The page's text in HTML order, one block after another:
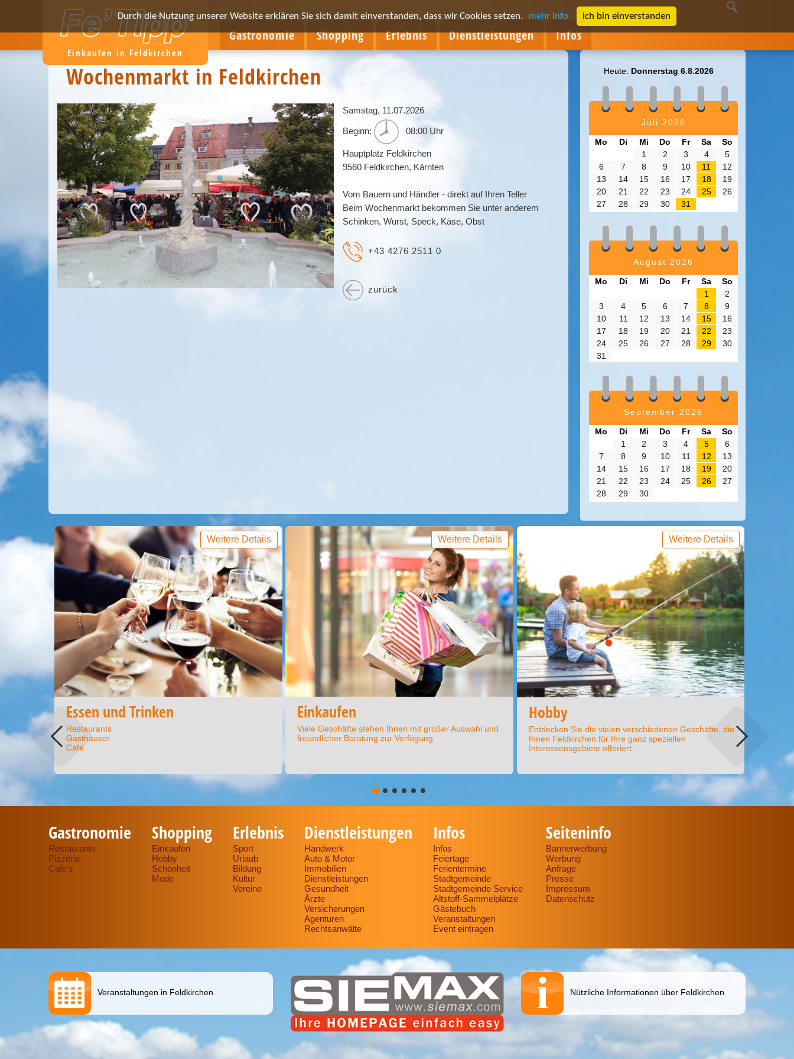
Durch die Nutzung unserer Website erklären Sie sich damit einverstanden, dass wir Cookies setzen. mehr Info ich bin einverstanden
Einkaufen in Feldkirchen
Gastronomie Shopping Erlebnis Dienstleistungen Infos
Wochenmarkt in Feldkirchen
Samstag, 11.07.2026
Beginn: 08:00 Uhr
Hauptplatz Feldkirchen
9560 Feldkirchen, Kärnten
Vom Bauern und Händler - direkt auf Ihren Teller
Beim Wochenmarkt bekommen Sie unter anderem
Schinken, Wurst, Speck, Käse, Obst
+43 4276 2511 0
zurück
Heute: Donnerstag 6.8.2026
Juli 2026
Mo Di Mi Do Fr Sa
So
1
2 3 4
5
6
7 8 9 10 11
12
13
14 15 16 17 18
19
20
21 22 23 24 25
26
27
28 29 30 31
August 2026
Mo Di Mi Do Fr Sa
So
1
2
3
4 5 6 7 8
9
10
11 12 13 14 15
16
17
18 19 20 21 22
23
24
25 26 27 28 29
30
31
September 2026
Mo Di Mi Do Fr Sa
So
1
2 3 4 5
6
7
8 9 10 11 12
13
14
15 16 17 18 19
20
21
22 23 24 25 26
27
28
29 30
Essen und Trinken
Restaurants
Gasthäuser
Cafe
Weitere Details
Einkaufen
Viele Geschäfte stehen Ihnen mit großer Auswahl und
freundlicher Beratung zur Verfügung
Weitere Details
Hobby
Entdecken Sie die vielen verschiedenen Geschäfte, die
Ihnen Feldkirchen für Ihre ganz speziellen
Interessensgebiete offeriert
Weitere Details
Gastronomie
Restaurants
Pizzeria
Cafe's
Shopping
Einkaufen
Hobby
Schönheit
Mode
Erlebnis
Sport
Urlaub
Bildung
Kultur
Vereine
Dienstleistungen
Handwerk
Auto & Motor
Immobilien
Dienstleistungen
Gesundheit
Ärzte
Versicherungen
Agenturen
Rechtsanwälte
Infos
Infos
Feiertage
Ferientermine
Stadtgemeinde
Stadtgemeinde Service
Altstoff-Sammelplätze
Gästebuch
Veranstaltungen
Event eintragen
Seiteninfo
Bannerwerbung
Werbung
Anfrage
Presse
Impressum
Datenschutz
Veranstaltungen in Feldkirchen Nützliche Informationen über Feldkirchen